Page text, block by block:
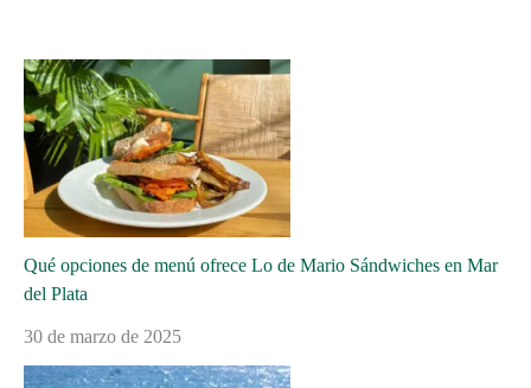
Qué opciones de menú ofrece Lo de Mario Sándwiches en Mar
del Plata
30 de marzo de 2025